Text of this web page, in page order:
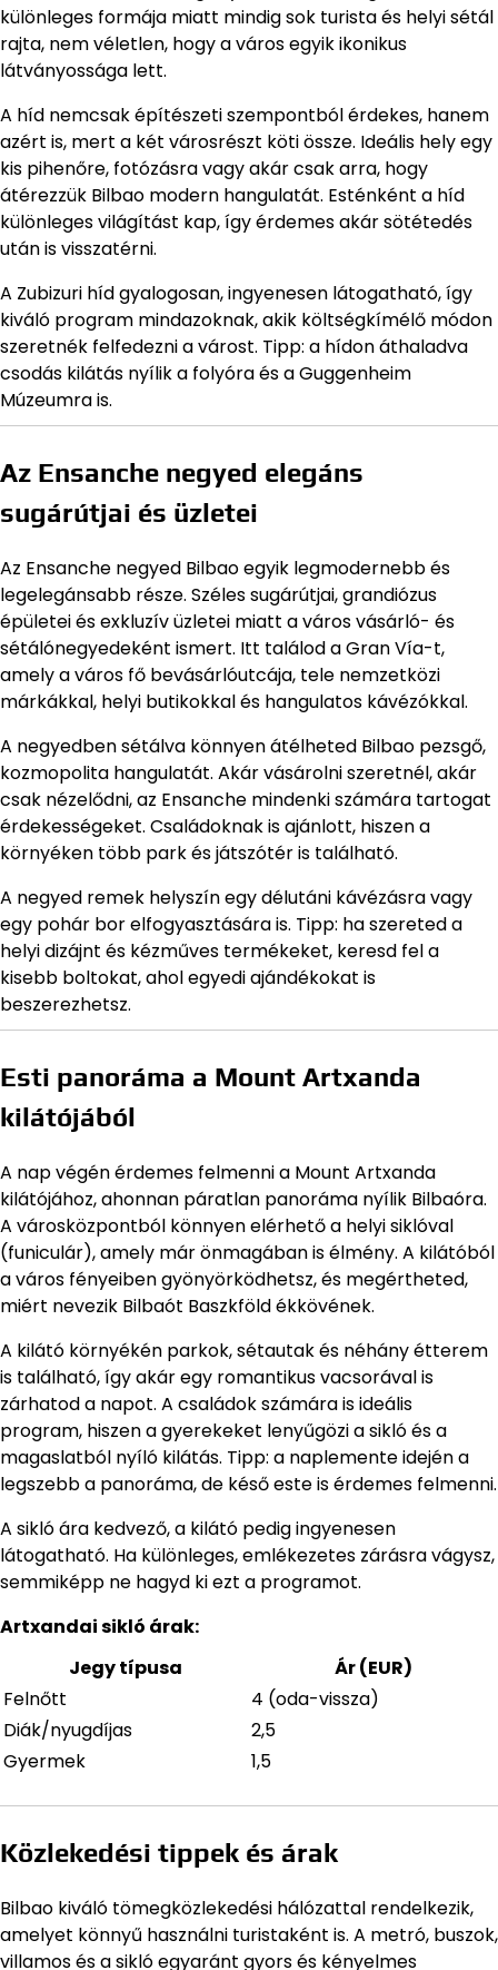
különleges formája miatt mindig sok turista és helyi sétál
rajta, nem véletlen, hogy a város egyik ikonikus
látványossága lett.
A híd nemcsak építészeti szempontból érdekes, hanem
azért is, mert a két városrészt köti össze. Ideális hely egy
kis pihenőre, fotózásra vagy akár csak arra, hogy
átérezzük Bilbao modern hangulatát. Esténként a híd
különleges világítást kap, így érdemes akár sötétedés
után is visszatérni.
A Zubizuri híd gyalogosan, ingyenesen látogatható, így
kiváló program mindazoknak, akik költségkímélő módon
szeretnék felfedezni a várost. Tipp: a hídon áthaladva
csodás kilátás nyílik a folyóra és a Guggenheim
Múzeumra is.
Az Ensanche negyed elegáns
sugárútjai és üzletei
Az Ensanche negyed Bilbao egyik legmodernebb és
legelegánsabb része. Széles sugárútjai, grandiózus
épületei és exkluzív üzletei miatt a város vásárló- és
sétálónegyedeként ismert. Itt találod a Gran Vía-t,
amely a város fő bevásárlóutcája, tele nemzetközi
márkákkal, helyi butikokkal és hangulatos kávézókkal.
A negyedben sétálva könnyen átélheted Bilbao pezsgő,
kozmopolita hangulatát. Akár vásárolni szeretnél, akár
csak nézelődni, az Ensanche mindenki számára tartogat
érdekességeket. Családoknak is ajánlott, hiszen a
környéken több park és játszótér is található.
A negyed remek helyszín egy délutáni kávézásra vagy
egy pohár bor elfogyasztására is. Tipp: ha szereted a
helyi dizájnt és kézműves termékeket, keresd fel a
kisebb boltokat, ahol egyedi ajándékokat is
beszerezhetsz.
Esti panoráma a Mount Artxanda
kilátójából
A nap végén érdemes felmenni a Mount Artxanda
kilátójához, ahonnan páratlan panoráma nyílik Bilbaóra.
A városközpontból könnyen elérhető a helyi siklóval
(funiculár), amely már önmagában is élmény. A kilátóból
a város fényeiben gyönyörködhetsz, és megértheted,
miért nevezik Bilbaót Baszkföld ékkövének.
A kilátó környékén parkok, sétautak és néhány étterem
is található, így akár egy romantikus vacsorával is
zárhatod a napot. A családok számára is ideális
program, hiszen a gyerekeket lenyűgözi a sikló és a
magaslatból nyíló kilátás. Tipp: a naplemente idején a
legszebb a panoráma, de késő este is érdemes felmenni.
A sikló ára kedvező, a kilátó pedig ingyenesen
látogatható. Ha különleges, emlékezetes zárásra vágysz,
semmiképp ne hagyd ki ezt a programot.
Artxandai sikló árak:
Jegy típusa
Ár (EUR)
Felnőtt
4 (oda-vissza)
Diák/nyugdíjas
2,5
Gyermek
1,5
Közlekedési tippek és árak
Bilbao kiváló tömegközlekedési hálózattal rendelkezik,
amelyet könnyű használni turistaként is. A metró, buszok,
villamos és a sikló egyaránt gyors és kényelmes